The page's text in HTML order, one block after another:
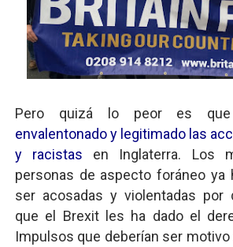
Pero quizá lo peor es
envalentonado y legitimado las
y racistas en Inglaterra. Los
personas de aspecto foráneo ya
ser acosadas y violentadas por
que el Brexit les ha dado el
Impulsos que deberían ser